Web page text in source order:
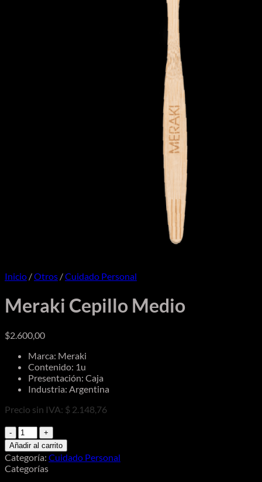
Inicio /Otros /Cuidado Personal
Meraki Cepillo Medio
$2.600,00
Marca: Meraki
Contenido: 1u
Presentación: Caja
Industria: Argentina
Precio sin IVA: $ 2.148,76
Meraki
Cepillo
Medio
cantidad
Añadir al carrito
Categoría: Cuidado Personal
Categorías